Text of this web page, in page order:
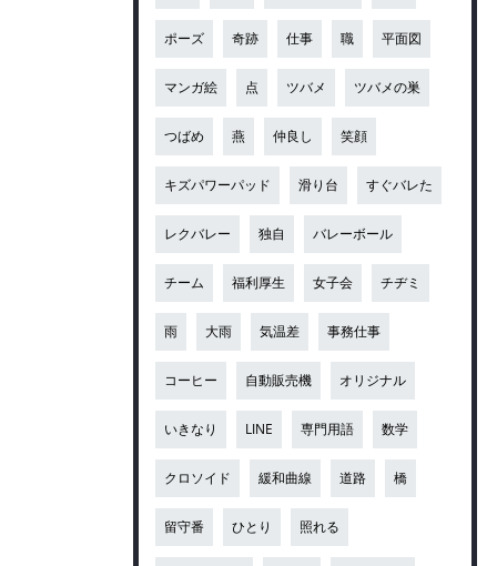
ポーズ 奇跡 仕事 職 平面図
マンガ絵 点 ツバメ ツバメの巣
つばめ 燕 仲良し 笑顔
キズパワーパッド 滑り台 すぐバレた
レクバレー 独自 バレーボール
チーム 福利厚生 女子会 チヂミ
雨 大雨 気温差 事務仕事
コーヒー 自動販売機 オリジナル
いきなり LINE 専門用語 数学
クロソイド 緩和曲線 道路 橋
留守番 ひとり 照れる